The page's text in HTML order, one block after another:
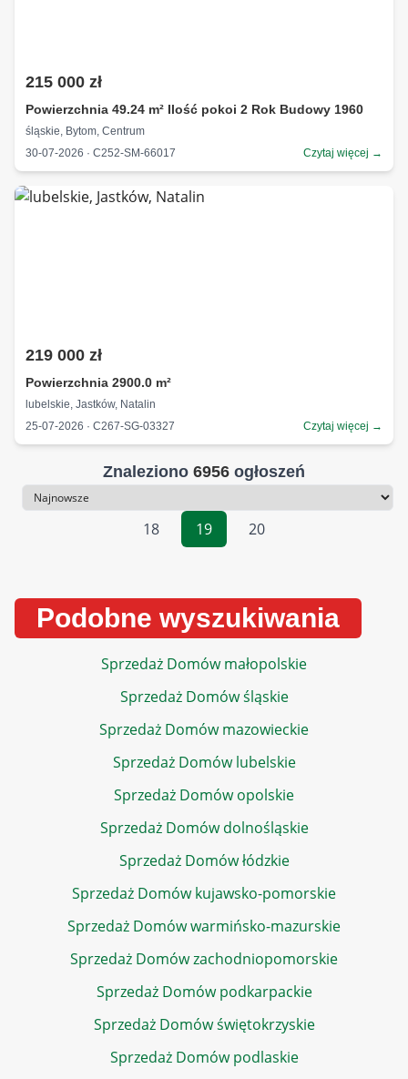
215 000 zł
Powierzchnia 49.24 m² Ilość pokoi 2 Rok Budowy 1960
śląskie, Bytom, Centrum
30-07-2026 · C252-SM-66017
Czytaj więcej →
219 000 zł
Powierzchnia 2900.0 m²
lubelskie, Jastków, Natalin
25-07-2026 · C267-SG-03327
Czytaj więcej →
Znaleziono 6956 ogłoszeń
Sortowanie
18
19 20
Podobne wyszukiwania
Sprzedaż Domów małopolskie
Sprzedaż Domów śląskie
Sprzedaż Domów mazowieckie
Sprzedaż Domów lubelskie
Sprzedaż Domów opolskie
Sprzedaż Domów dolnośląskie
Sprzedaż Domów łódzkie
Sprzedaż Domów kujawsko-pomorskie
Sprzedaż Domów warmińsko-mazurskie
Sprzedaż Domów zachodniopomorskie
Sprzedaż Domów podkarpackie
Sprzedaż Domów świętokrzyskie
Sprzedaż Domów podlaskie